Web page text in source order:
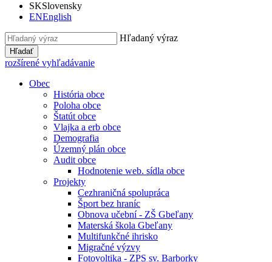
SKSlovensky
ENEnglish
Hľadaný výraz
Hľadať
rozšírené vyhľadávanie
Obec
História obce
Poloha obce
Štatút obce
Vlajka a erb obce
Demografia
Územný plán obce
Audit obce
Hodnotenie web. sídla obce
Projekty
Cezhraničná spolupráca
Šport bez hraníc
Obnova učební - ZŠ Gbeľany
Materská škola Gbeľany
Multifunkčné ihrisko
Migračné výzvy
Fotovoltika - ZPS sv. Barborky